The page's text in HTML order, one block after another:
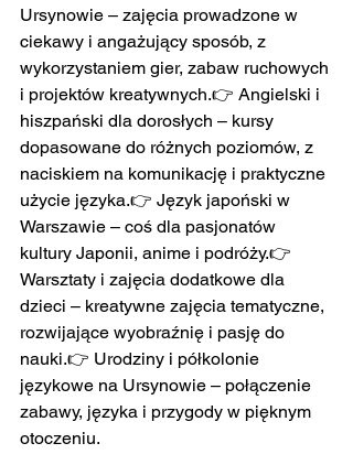
Ursynowie – zajęcia prowadzone w
ciekawy i angażujący sposób, z
wykorzystaniem gier, zabaw ruchowych
i projektów kreatywnych.👉 Angielski i
hiszpański dla dorosłych – kursy
dopasowane do różnych poziomów, z
naciskiem na komunikację i praktyczne
użycie języka.👉 Język japoński w
Warszawie – coś dla pasjonatów
kultury Japonii, anime i podróży.👉
Warsztaty i zajęcia dodatkowe dla
dzieci – kreatywne zajęcia tematyczne,
rozwijające wyobraźnię i pasję do
nauki.👉 Urodziny i półkolonie
językowe na Ursynowie – połączenie
zabawy, języka i przygody w pięknym
otoczeniu.